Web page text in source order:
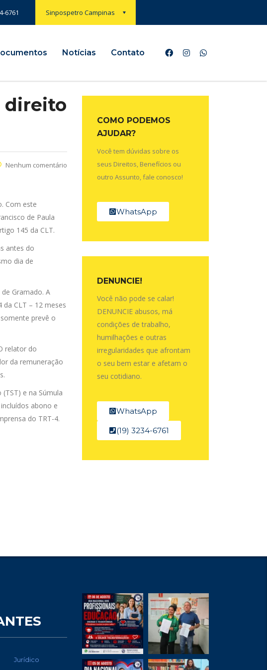
Sinpospetro Campinas
6761
Notícias Contato
direito
Nenhum comentário
Com este
de Paula
145 da CLT.
antes do
dia de
Gramado. A
CLT – 12 meses
prevê o
relator do
da remuneração
e na Súmula
abono e
do TRT-4.
COMO PODEMOS
AJUDAR?
Você tem dúvidas sobre os
seus Direitos, Benefícios ou
outro Assunto, fale conosco!
WhatsApp
DENUNCIE!
Você não pode se calar!
DENUNCIE abusos, má
condições de trabalho,
humilhações e outras
irregularidades que afrontam
o seu bem estar e afetam o
seu cotidiano.
WhatsApp
(19) 3234-6761
Jurídico